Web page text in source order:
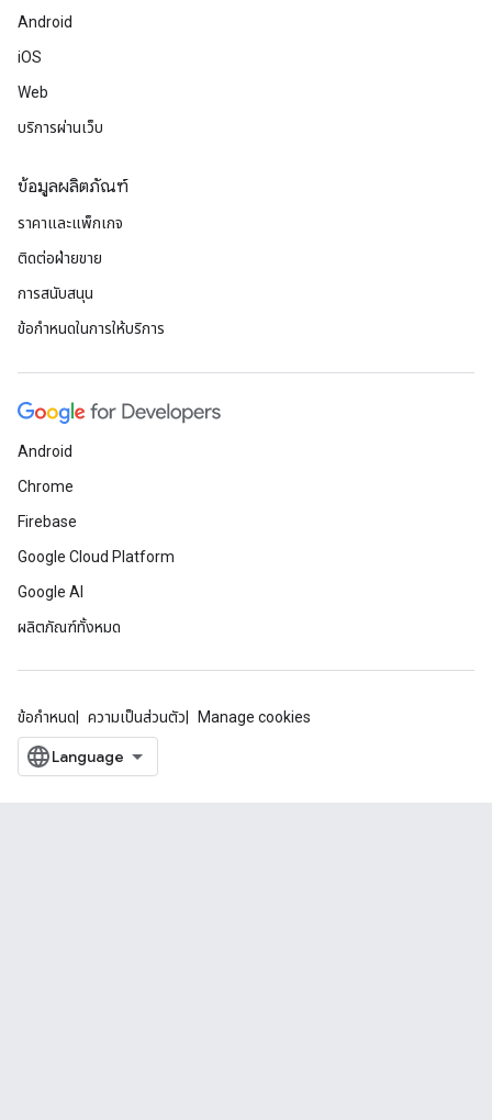
Android
iOS
Web
บริการผ่านเว็บ
ข้อมูลผลิตภัณฑ์
ราคาและแพ็กเกจ
ติดต่อฝ่ายขาย
การสนับสนุน
ข้อกำหนดในการให้บริการ
Android
Chrome
Firebase
Google Cloud Platform
Google AI
ผลิตภัณฑ์ทั้งหมด
ข้อกำหนด ความเป็นส่วนตัว Manage cookies